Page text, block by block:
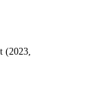
(2023,